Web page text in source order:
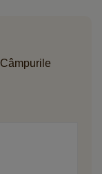
Câmpurile